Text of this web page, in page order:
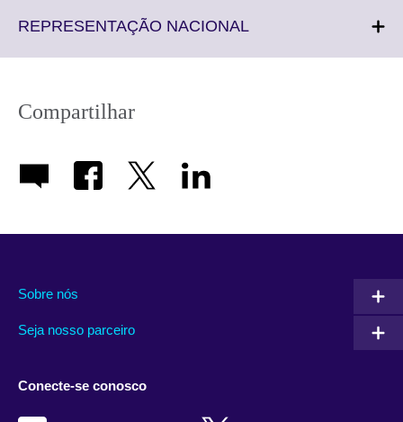
REPRESENTAÇÃO NACIONALClick
Compartilhar
Sobre nós
Seja nosso parceiro
Conecte-se conosco